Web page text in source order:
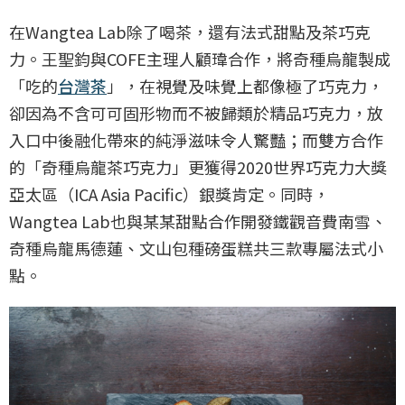
在Wangtea Lab除了喝茶，還有法式甜點及茶巧克
力。王聖鈞與COFE主理人顧瑋合作，將奇種烏龍製成
「吃的台灣茶 」，在視覺及味覺上都像極了巧克力，
卻因為不含可可固形物而不被歸類於精品巧克力，放
入口中後融化帶來的純淨滋味令人驚豔；而雙方合作
的「奇種烏龍茶巧克力」更獲得2020世界巧克力大獎
亞太區（ICA Asia Pacific）銀獎肯定。同時，
Wangtea Lab也與某某甜點合作開發鐵觀音費南雪、
奇種烏龍馬德蓮、文山包種磅蛋糕共三款專屬法式小
點。